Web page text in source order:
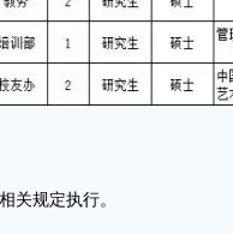
关规定执行。